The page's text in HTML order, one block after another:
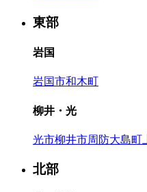
東部
岩国
岩国市和木町
柳井・光
光市柳井市周防大島町
北部